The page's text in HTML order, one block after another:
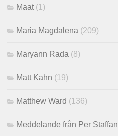
Maat (1)
Maria Magdalena (209)
Maryann Rada (8)
Matt Kahn (19)
Matthew Ward (136)
Meddelande från Per Staffan